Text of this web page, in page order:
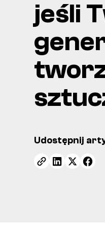
jeśli
Udostępnij